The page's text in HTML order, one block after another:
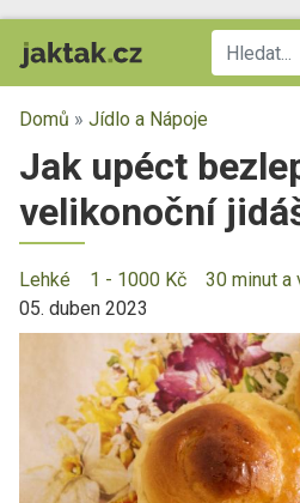
Domů » Jídlo a Nápoje
Jak upéct
velikonoční
Lehké 1 - 1000 Kč
30 minut a
05. duben 2023